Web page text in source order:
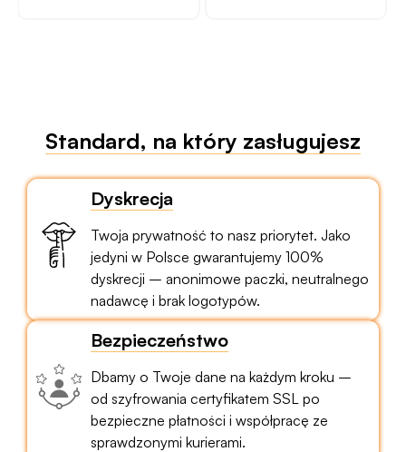
Standard, na który zasługujesz
Dyskrecja
Twoja prywatność to nasz priorytet. Jako
jedyni w Polsce gwarantujemy 100%
dyskrecji – anonimowe paczki, neutralnego
nadawcę i brak logotypów.
Bezpieczeństwo
Dbamy o Twoje dane na każdym kroku –
od szyfrowania certyfikatem SSL po
bezpieczne płatności i współpracę ze
sprawdzonymi kurierami.